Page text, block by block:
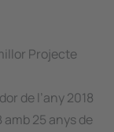
Projecte
de l’any 2018
25 anys de